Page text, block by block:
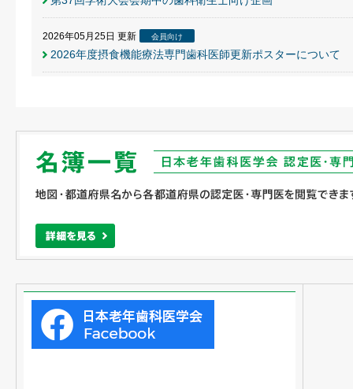
2026年05月25日 更新 会員向け
2026年度摂食機能療法専門歯科医師更新ポスターについて
2026年度摂食機能療法専門歯科医師審査ポスターについて
2026年05月25日更新 会員向け
2026年04月22日更新 会員向け
ニュースレター No.63が発行されました。